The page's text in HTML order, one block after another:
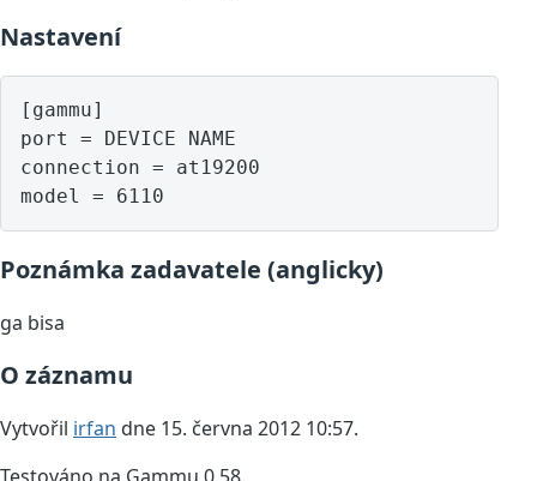
Nastavení
[gammu]
port = DEVICE NAME
connection = at19200
model = 6110
Poznámka zadavatele (anglicky)
ga bisa
O záznamu
Vytvořil irfan dne 15. června 2012 10:57.